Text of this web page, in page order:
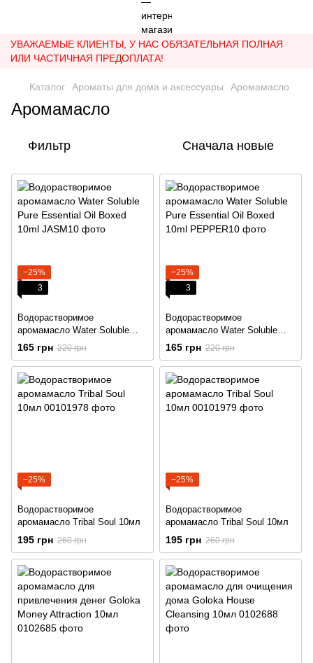
УВАЖАЕМЫЕ КЛИЕНТЫ, У НАС ОБЯЗАТЕЛЬНАЯ ПОЛНАЯ
ИЛИ ЧАСТИЧНАЯ ПРЕДОПЛАТА!
Каталог Ароматы для дома и аксессуары Аромамасло
Аромамасло
Фильтр Сначала новые
−25%
3
Водорастворимое
аромамасло Water Soluble
Pure Essential Oil Boxed 10ml
165 грн 220 грн
−25%
3
Водорастворимое
аромамасло Water Soluble
Pure Essential Oil Boxed 10ml
165 грн 220 грн
−25%
Водорастворимое
аромамасло Tribal Soul 10мл
195 грн 260 грн
−25%
Водорастворимое
аромамасло Tribal Soul 10мл
195 грн 260 грн